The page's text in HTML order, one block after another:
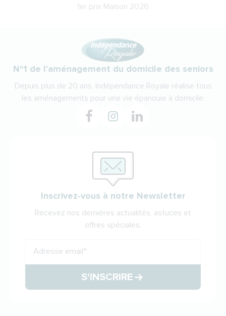
1er prix Maison 2026
N°1 de l'aménagement du domicile des seniors
Depuis plus de 20 ans, Indépendance Royale réalise tous
les aménagements pour une vie épanouie à domicile.
Inscrivez-vous à notre Newsletter
Recevez nos dernières actualités, astuces et
offres spéciales.
Adresse email*
S'INSCRIRE